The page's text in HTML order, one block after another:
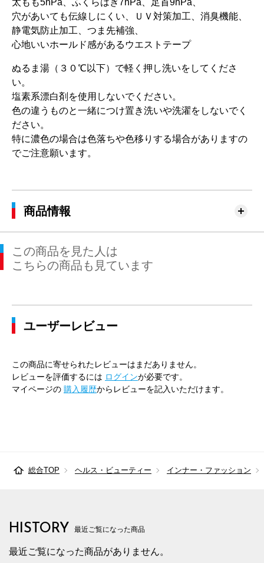
太もも5hPa、ふくらはぎ7hPa、足首9hPa、
穴があいても伝線しにくい、ＵＶ対策加工、消臭機能、
静電気防止加工、つま先補強、
心地いいホールド感があるウエストテープ
ぬるま湯（３０℃以下）で軽く押し洗いをしてくださ
い。
塩素系漂白剤を使用しないでください。
色の違うものと一緒につけ置き洗いや洗濯をしないでく
ださい。
特に濃色の場合は色落ちや色移りする場合がありますの
でご注意願います。
商品情報
この商品を見た人は
こちらの商品も見ています
ユーザーレビュー
この商品に寄せられたレビューはまだありません。
レビューを評価するには ログインが必要です。
マイページの 購入履歴からレビューを記入いただけます。
総合TOP ヘルス・ビューティー インナー・ファッション
HISTORY 最近ご覧になった商品
最近ご覧になった商品がありません。